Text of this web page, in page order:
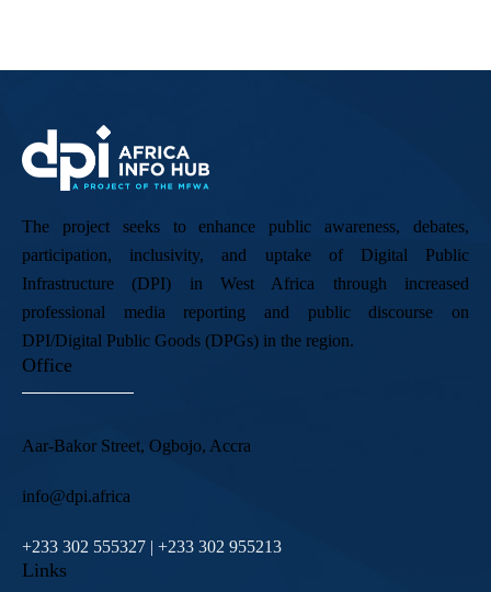
The project seeks to enhance public awareness, debates,
participation, inclusivity, and uptake of Digital Public
Infrastructure (DPI) in West Africa through increased
professional media reporting and public discourse on
DPI/Digital Public Goods (DPGs) in the region.
Office
Aar-Bakor Street, Ogbojo, Accra
info@dpi.africa
+233 302 555327 | +233 302 955213
Links